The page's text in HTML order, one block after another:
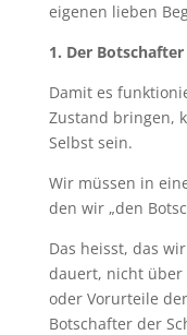
eigenen lieben
1. Der
Damit es
Zustand bringen,
Selbst sein.
Wir müssen in
den wir „den
Das heisst, das
dauert, nicht über
oder Vorurteile
Botschafter der